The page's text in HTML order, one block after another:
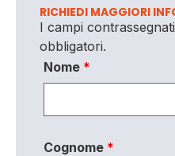
RICHIEDI MAGGIORI
I campi
obbligatori.
Nome *
Cognome *